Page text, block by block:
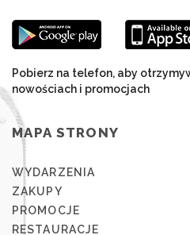
Pobierz na telefon, aby
nowościach i promocjach
MAPA STRONY
WYDARZENIA
ZAKUPY
PROMOCJE
RESTAURACJE